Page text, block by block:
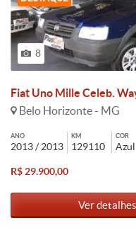
8
Fiat Uno Mille Celeb.
Belo Horizonte - MG
ANO
2013 / 2013
KM
129110
COR
Azul
R$ 29.900,00
Ver